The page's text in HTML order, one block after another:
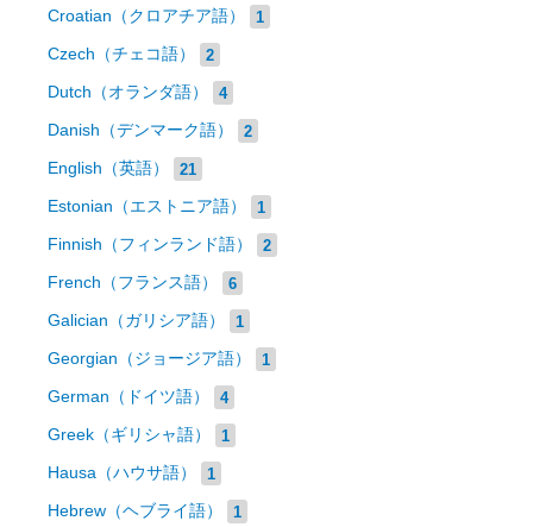
Croatian（クロアチア語） 1
Czech（チェコ語） 2
Dutch（オランダ語） 4
Danish（デンマーク語） 2
English（英語） 21
Estonian（エストニア語） 1
Finnish（フィンランド語） 2
French（フランス語） 6
Galician（ガリシア語） 1
Georgian（ジョージア語） 1
German（ドイツ語） 4
Greek（ギリシャ語） 1
Hausa（ハウサ語） 1
Hebrew（ヘブライ語） 1